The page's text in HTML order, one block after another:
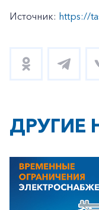
Источник: https://
ДРУГИЕ